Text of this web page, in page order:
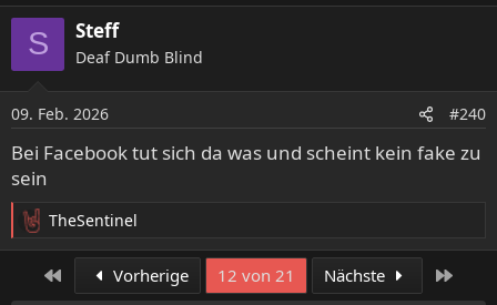
S Steff
Deaf Dumb Blind
09. Feb. 2026 #240
Bei Facebook tut sich da was und scheint kein fake zu
sein
R
e
TheSentinel
Erste Vorherige 12 von 21 Nächste